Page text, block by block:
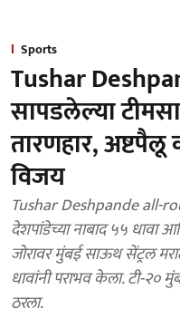
Sports
Tushar
सापडलेल्या
तारणहार, अष्टपैलू
विजय
Tushar Deshpande all-
देशपांडेच्या नाबाद ५५ धावा
जोरावर मुंबई साऊथ सेंट्रल
धावांनी पराभव केला. टी-२०
ठरला.